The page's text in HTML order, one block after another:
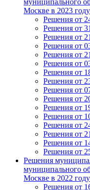
муниципального
Москве в 2023 году
Решения от
Решения от
Решения от
Решения от
Решения от
Решения от
Решения от
Решения от
Решения от
Решения от
Решения от
Решения от
Решения от
Решения от
Решения от
Решения от
Решения
муниципального
Москве в 2022 году
Решения от